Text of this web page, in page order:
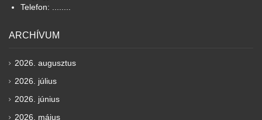
Telefon: ........
ARCHÍVUM
2026. augusztus
2026. július
2026. június
2026. május